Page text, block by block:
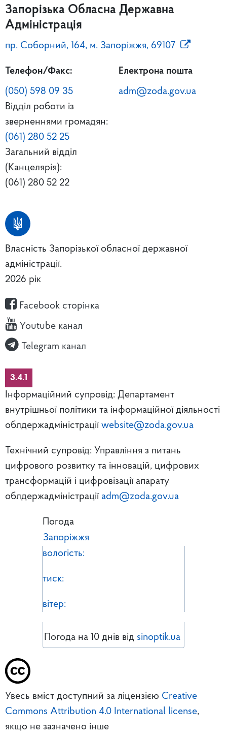
Запорізька Обласна Державна
Адміністрація
пр. Соборний, 164, м. Запоріжжя, 69107
Телефон/Факс:
(050) 598 09 35
Відділ роботи із
зверненнями громадян:
(061) 280 52 25
Загальний відділ
(Канцелярія):
(061) 280 52 22
Електрона пошта
adm@zoda.gov.ua
Власність Запорізької обласної державної
адміністрації.
2026 рік
Facebook сторінка
Youtube канал
Telegram канал
3.4.1
Інформаційний супровід: Департамент
внутрішньої політики та інформаційної діяльності
облдержадміністрації website@zoda.gov.ua
Технічний супровід: Управління з питань
цифрового розвитку та інновацій, цифрових
трансформацій і цифровізації апарату
облдержадміністрації adm@zoda.gov.ua
Погода
Запоріжжя
вологість:
тиск:
вітер:
Погода на 10 днів від sinoptik.ua
Увесь вміст доступний за ліцензією Creative
Commons Attribution 4.0 International license,
якщо не зазначено інше